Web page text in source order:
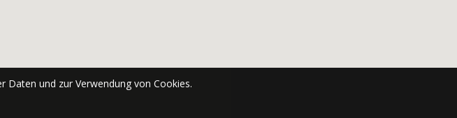
Daten und zur Verwendung von Cookies.